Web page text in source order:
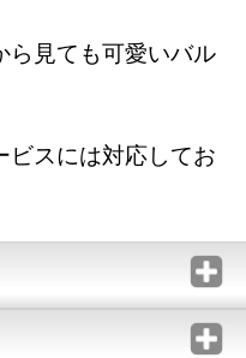
ら見ても可愛いバル
ビスには対応してお